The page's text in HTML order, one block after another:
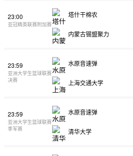
23:00
亚冠精英联赛附加赛
塔什干棉农
内蒙古锡盟聚力
23:59
亚洲大学生篮球联赛
决赛
水原音速弹
上海交通大学
23:59
亚洲大学生篮球联赛
季军赛
水原音速弹
清华大学